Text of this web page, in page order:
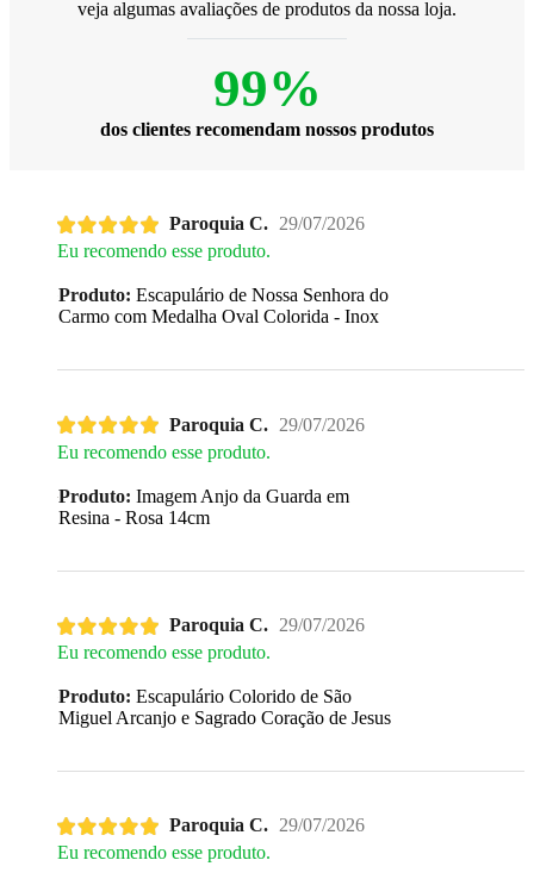
veja algumas avaliações de produtos da nossa loja.
99%
dos clientes recomendam nossos produtos
Paroquia C. 29/07/2026
Eu recomendo esse produto.
Produto: Escapulário de Nossa Senhora do
Carmo com Medalha Oval Colorida - Inox
Paroquia C. 29/07/2026
Eu recomendo esse produto.
Produto: Imagem Anjo da Guarda em
Resina - Rosa 14cm
Paroquia C. 29/07/2026
Eu recomendo esse produto.
Produto: Escapulário Colorido de São
Miguel Arcanjo e Sagrado Coração de Jesus
Paroquia C. 29/07/2026
Eu recomendo esse produto.